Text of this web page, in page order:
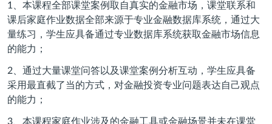
1
、本课程全部课堂案例取自真实的金融市场，课堂联系和
课后家庭作业数据全部来源于专业金融数据库系统，通过大
量练习，学生应具备通过专业数据库系统获取金融市场信息
的能力；
2 、通过大量课堂问答以及课堂案例分析互动，学生应具备
采用最直截了当的方式，对金融投资专业问题表达自己观点
的能力；
3 、本课程家庭作业涉及的金融工具或金融场景并未在课堂